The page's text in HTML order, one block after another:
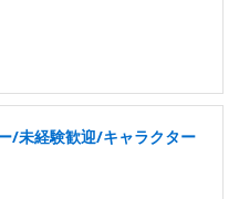
/未経験歓迎/キャラクター